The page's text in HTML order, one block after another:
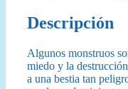
Descripción
Algunos monstruos
miedo y la
a una bestia tan